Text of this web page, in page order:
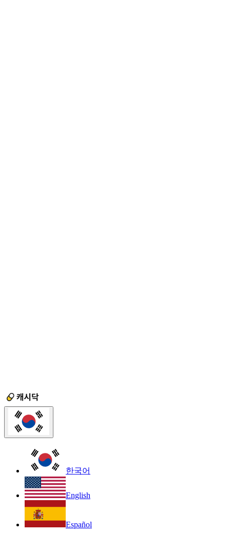
한국어
English
Español